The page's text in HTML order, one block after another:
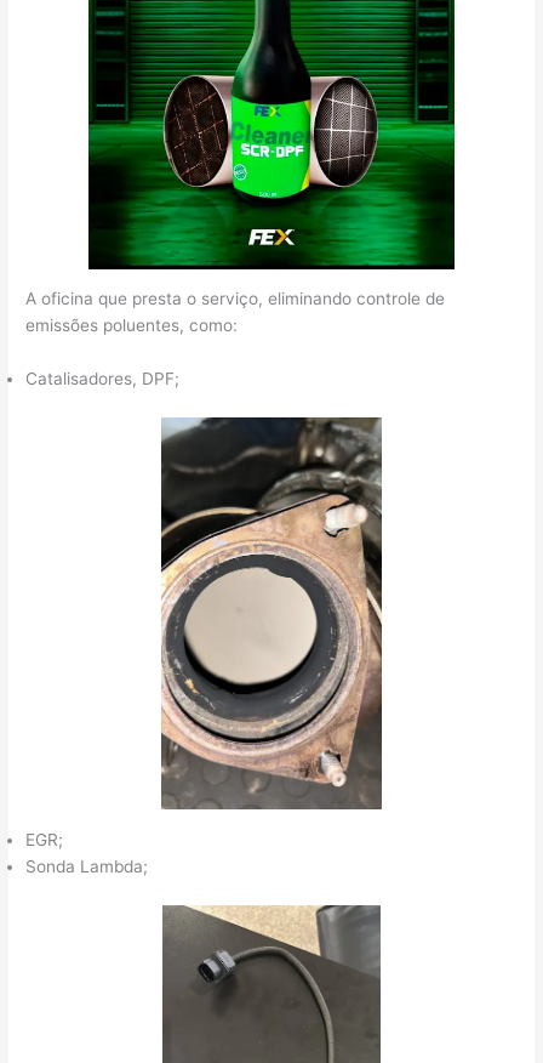
A oficina que presta o serviço, eliminando controle de
emissões poluentes, como:
Catalisadores, DPF;
EGR;
Sonda Lambda;